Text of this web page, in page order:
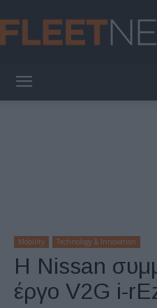
Mobility Technology & Innovation
Η Nissan
έργο V2G i-